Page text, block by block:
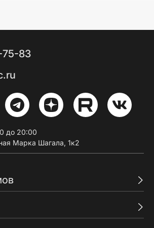
75-83
до 20:00
Марка Шагала, 1к2